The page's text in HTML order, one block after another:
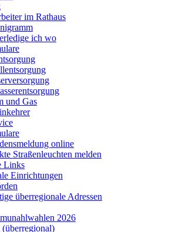
im Rathaus
ich wo
und Gas
online
Straßenleuchten melden
Links
Einrichtungen
überregionale Adressen
2026
(überregional)